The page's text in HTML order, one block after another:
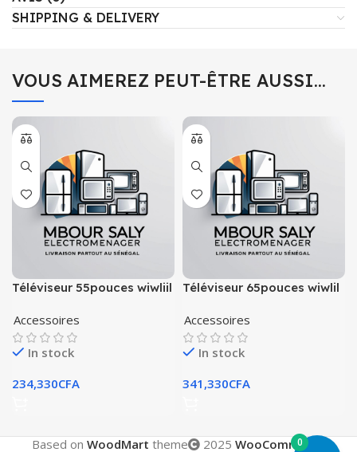
SHIPPING & DELIVERY
VOUS AIMEREZ PEUT-ÊTRE AUSSI…
Téléviseur 55pouces wiwliil
Accessoires
In stock
234,330CFA
Téléviseur 65pouces wiwlil
Accessoires
In stock
341,330CFA
Based on WoodMart theme 2025 WooCommerce
0